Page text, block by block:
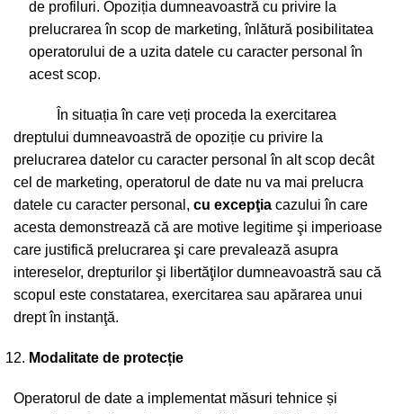
de profiluri. Opoziția dumneavoastră cu privire la
prelucrarea în scop de marketing, înlătură posibilitatea
operatorului de a uzita datele cu caracter personal în
acest scop.
În situația în care veți proceda la exercitarea
dreptului dumneavoastră de opoziție cu privire la
prelucrarea datelor cu caracter personal în alt scop decât
cel de marketing, operatorul de date nu va mai prelucra
datele cu caracter personal, cu excepţia cazului în care
acesta demonstrează că are motive legitime şi imperioase
care justifică prelucrarea şi care prevalează asupra
intereselor, drepturilor şi libertăţilor dumneavoastră sau că
scopul este constatarea, exercitarea sau apărarea unui
drept în instanţă.
Modalitate de protecție
Operatorul de date a implementat măsuri tehnice și